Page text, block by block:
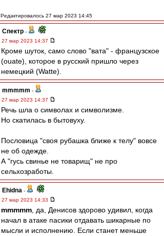
Редактировалось 27 мар 2023 14:45
Спектр -
27 мар 2023 14:37
Кроме шуток, само слово "вата" - французское
(ouate), которое в русский пришло через
немецкий (Watte).
mmmmm -
27 мар 2023 14:37
Речь шла о символах и символизме.
Но скатилась в бытовуху.
Пословица "своя рубашка ближе к телу" вовсе
не об одежде.
А "гусь свинье не товарищ" не про
сельхозработы.
Ehidna -
27 мар 2023 14:33
mmmmm , да, Денисов здорово удивил, когда
начал в атаке пасики отдавать шикарные по
мысли и исполнению. Если станет меньше